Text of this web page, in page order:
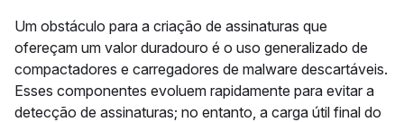
Um obstáculo para a criação de assinaturas que
ofereçam um valor duradouro é o uso generalizado de
compactadores e carregadores de malware descartáveis.
Esses componentes evoluem rapidamente para evitar a
detecção de assinaturas; no entanto, a carga útil final do